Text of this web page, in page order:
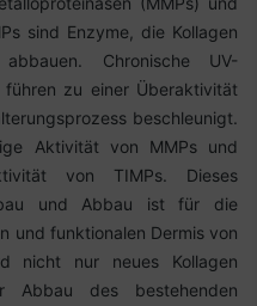
sind Enzyme, die Kollagen
Chronische UV-
zu einer Überaktivität
beschleunigt.
Aktivität von MMPs und
von TIMPs. Dieses
und Abbau ist für die
und funktionalen Dermis von
nicht nur neues Kollagen
Abbau des bestehenden